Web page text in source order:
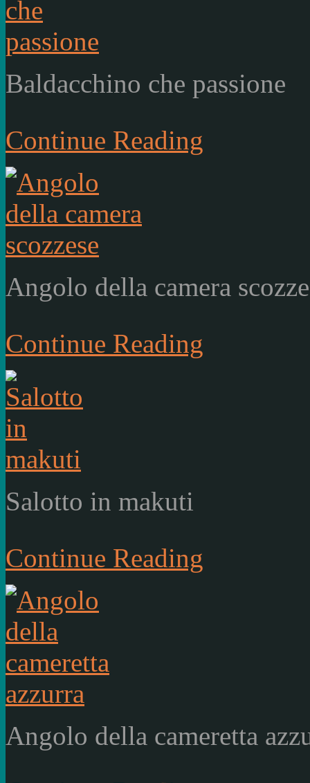
Baldacchino che passione
Continue Reading
Angolo della camera
Continue Reading
Salotto in makuti
Continue Reading
Angolo della cameretta